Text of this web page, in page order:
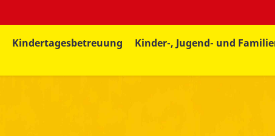
Kindertagesbetreuung Kinder-, Jugend- und